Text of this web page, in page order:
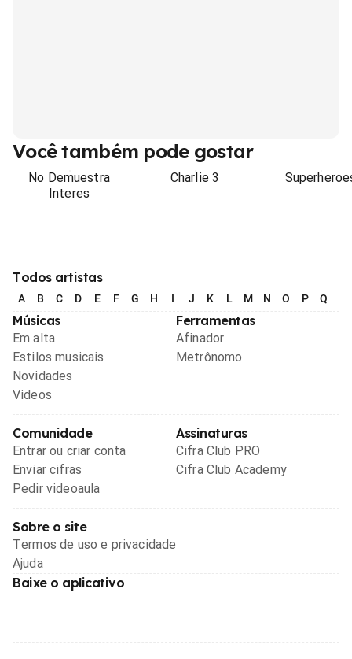
Você também pode gostar
No Demuestra
Interes
Charlie 3
Todos artistas
A B C D E F G H I J K L M N O P Q
Músicas
Em alta
Estilos musicais
Novidades
Videos
Ferramentas
Afinador
Metrônomo
Comunidade
Entrar ou criar conta
Enviar cifras
Pedir videoaula
Assinaturas
Cifra Club PRO
Cifra Club Academy
Sobre o site
Termos de uso e privacidade
Ajuda
Baixe o aplicativo